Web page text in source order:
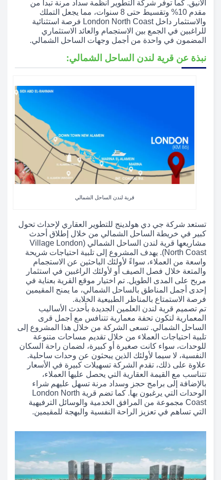
الأنيق. كما توفر شركة التطوير أنظمة سداد مرنة تبدأ من
مقدم 10% وتقسيط حتى 8 سنوات، مما يجعل التملك
والاستثمار داخل London North Coast فرصة استثنائية
للراغبين في الجمع بين الاستجمام والعائد الاستثماري
المضمون في واحدة من أجمل وجهات الساحل الشمالي.
نبذة عن قرية لندن الساحل الشمالي:
قرية لندن الساحل الشمالي
تستعد شركة جي دي هولدينج للتطوير العقاري لإحداث تحول
كبير في خريطة الساحل الشمالي من خلال إطلاق أحدث
مشاريعها قرية لندن الساحل الشمالي (Village London
North Coast). يهدف المشروع إلى تلبية احتياجات شريحة
واسعة من العملاء، سواءً لأولئك الباحثين عن الاستجمام
والمتعة خلال فصل الصيف أو لأولئك الراغبين في استثمار
مربح على المدى الطويل. تم اختيار موقع القرية بعناية في
إحدى أجمل المناطق بالساحل الشمالي، ما يمنح المقيمين
فرصة الاستمتاع بالمناظر الطبيعية الخلابة.
تم تصميم قرية لندن العلمين الجديدة بأحدث الأساليب
المعمارية لتكون تحفة معمارية تتنافس مع أجمل قرى
الساحل الشمالي. تسعى الشركة من خلال هذا المشروع إلى
تلبية احتياجات العملاء من خلال تقديم مساحات متنوعة
للوحدات، سواء كانت صغيرة أو كبيرة، لضمان راحة السكان
النفسية، لا سيما لأولئك الذين يبحثون عن وحدات ساحلية.
علاوة على ذلك، تقدم الشركة تسهيلات كبيرة في الأسعار
تتناسب مع القيمة العقارية التي يحصل عليها العملاء،
بالإضافة إلى برامج حجز وسداد مرنة تسهل عليهم شراء
الوحدات التي يرغبون بها. كما تضم قرية London North
Coast مجموعة من المرافق الخدمية والوسائل الترفيهية
التي تساهم في تعزيز الراحة النفسية والبهجة للمقيمين.